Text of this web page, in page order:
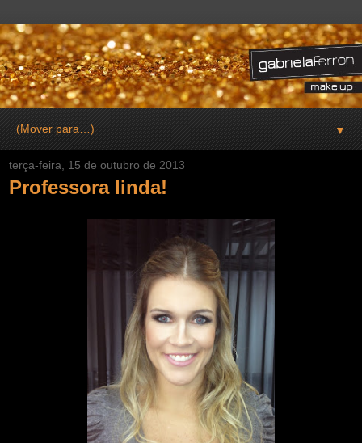
▼
terça-feira, 15 de outubro de 2013
Professora linda!